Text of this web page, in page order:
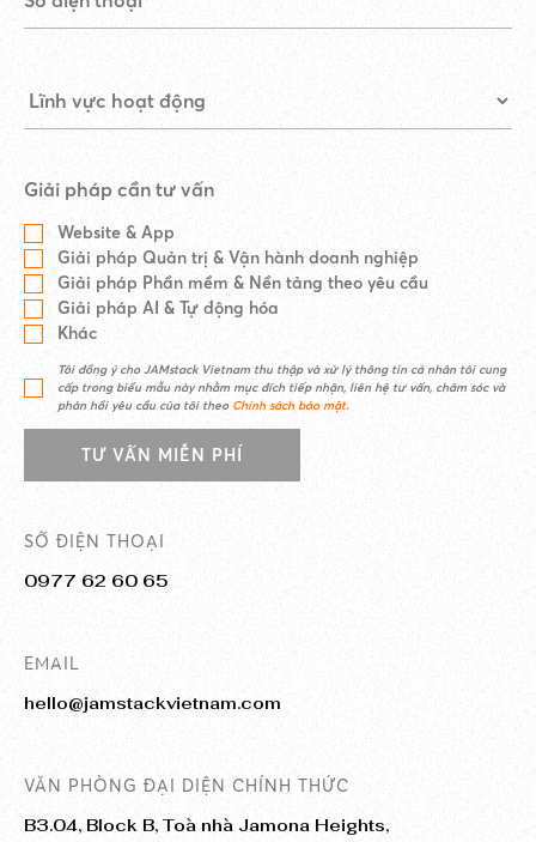
Giải pháp cần tư vấn
Website & App
Giải pháp Quản trị & Vận hành doanh nghiệp
Giải pháp Phần mềm & Nền tảng theo yêu cầu
Giải pháp AI & Tự động hóa
Khác
Tôi đồng ý cho JAMstack Vietnam thu thập và xử lý thông tin cá nhân tôi cung
cấp trong biểu mẫu này nhằm mục đích tiếp nhận, liên hệ tư vấn, chăm sóc và
phản hồi yêu cầu của tôi theo Chính sách bảo mật.
TƯ VẤN MIỄN PHÍ
SỐ ĐIỆN THOẠI
0977 62 60 65
EMAIL
hello@jamstackvietnam.com
VĂN PHÒNG ĐẠI DIỆN CHÍNH THỨC
B3.04, Block B, Toà nhà Jamona Heights,